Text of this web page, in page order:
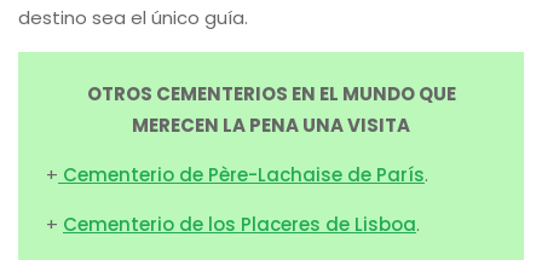
destino sea el único guía.
OTROS CEMENTERIOS EN EL MUNDO QUE
MERECEN LA PENA UNA VISITA
+ Cementerio de Père-Lachaise de París.
+ Cementerio de los Placeres de Lisboa.